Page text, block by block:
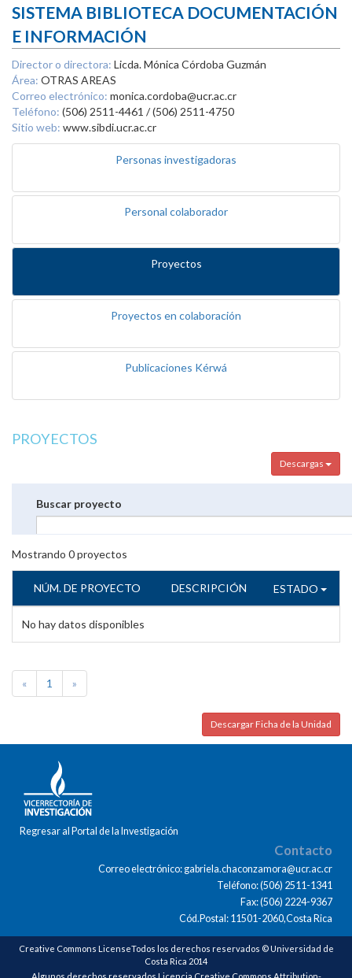
SISTEMA BIBLIOTECA DOCUMENTACIÓN
E INFORMACIÓN
Director o directora: Licda. Mónica Córdoba Guzmán
Área: OTRAS AREAS
Correo electrónico: monica.cordoba@ucr.ac.cr
Teléfono: (506) 2511-4461 / (506) 2511-4750
Sitio web: www.sibdi.ucr.ac.cr
Personas investigadoras
Personal colaborador
Proyectos
Proyectos en colaboración
Publicaciones Kérwá
PROYECTOS
Descargas
Buscar proyecto
Mostrando 0proyectos
NÚM. DE PROYECTO DESCRIPCIÓN ESTADO
No hay datos disponibles
« 1 »
Descargar Ficha de la Unidad
Regresar al Portal de la Investigación
Contacto
Correo electrónico: gabriela.chaconzamora@ucr.ac.cr
Teléfono: (506) 2511-1341
Fax: (506) 2224-9367
Cód.Postal: 11501-2060,Costa Rica
Creative Commons LicenseTodos los derechos reservados © Universidad de
Costa Rica 2014